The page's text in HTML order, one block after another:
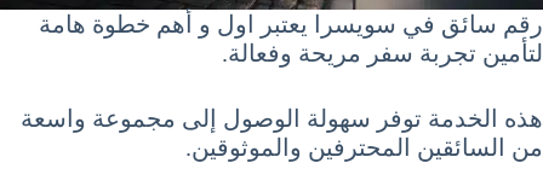
رقم سائق في سويسرا يعتبر اول و أهم خطوة هامة
لتأمين تجربة سفر مريحة وفعالة.
هذه الخدمة توفر سهولة الوصول إلى مجموعة واسعة
من السائقين المحترفين والموثوقين.